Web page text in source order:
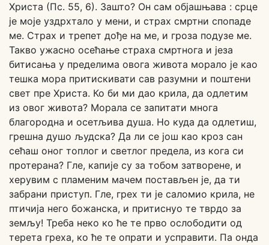
Христа (Пс. 55, 6). Зашто? Он сам објашњава : срце
је моје уздрхтало у мени, и страх смртни спопаде
ме. Страх и трепет дође на ме, и гроза подузе ме.
Такво ужасно осећање страха смртнога и језа
битисања у пределима овога живота морало је као
тешка мора притискивати сав разумни и поштени
свет пре Христа. Ко би ми дао крила, да одлетим
из овог живота? Морала се запитати многа
благородна и осетљива душа. Но куда да одлетиш,
грешна душо људска? Да ли се још као кроз сан
сећаш оног топлог и светлог предела, из кога си
протерана? Гле, капије су за тобом затворене, и
херувим с пламеним мачем постављен је, да ти
забрани приступ. Гле, грех ти је саломио крила, не
птичија него божанска, и притиснуо те тврдо за
земљу! Треба неко ко ће те прво ослободити од
терета греха, ко ће те опрати и усправити. Па онда